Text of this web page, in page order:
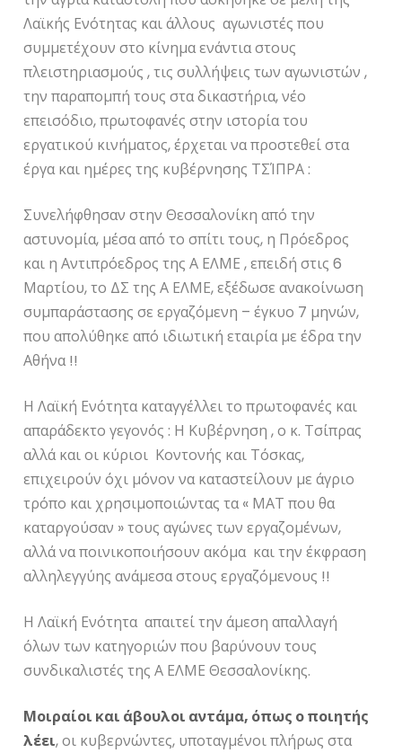
Λαϊκής Ενότητας και άλλους αγωνιστές που
συμμετέχουν στο κίνημα ενάντια στους
πλειστηριασμούς , τις συλλήψεις των αγωνιστών ,
την παραπομπή τους στα δικαστήρια, νέο
επεισόδιο, πρωτοφανές στην ιστορία του
εργατικού κινήματος, έρχεται να προστεθεί στα
έργα και ημέρες της κυβέρνησης ΤΣΊΠΡΑ :
Συνελήφθησαν στην Θεσσαλονίκη από την
αστυνομία, μέσα από το σπίτι τους, η Πρόεδρος
και η Αντιπρόεδρος της Α ΕΛΜΕ , επειδή στις 6
Μαρτίου, το ΔΣ της Α ΕΛΜΕ, εξέδωσε ανακοίνωση
συμπαράστασης σε εργαζόμενη – έγκυο 7 μηνών,
που απολύθηκε από ιδιωτική εταιρία με έδρα την
Αθήνα !!
Η Λαϊκή Ενότητα καταγγέλλει το πρωτοφανές και
απαράδεκτο γεγονός : Η Κυβέρνηση , ο κ. Τσίπρας
αλλά και οι κύριοι Κοντονής και Τόσκας,
επιχειρούν όχι μόνον να καταστείλουν με άγριο
τρόπο και χρησιμοποιώντας τα « ΜΑΤ που θα
καταργούσαν » τους αγώνες των εργαζομένων,
αλλά να ποινικοποιήσουν ακόμα και την έκφραση
αλληλεγγύης ανάμεσα στους εργαζόμενους !!
Η Λαϊκή Ενότητα απαιτεί την άμεση απαλλαγή
όλων των κατηγοριών που βαρύνουν τους
συνδικαλιστές της Α ΕΛΜΕ Θεσσαλονίκης.
Μοιραίοι και άβουλοι αντάμα, όπως ο ποιητής
λέει, οι κυβερνώντες, υποταγμένοι πλήρως στα